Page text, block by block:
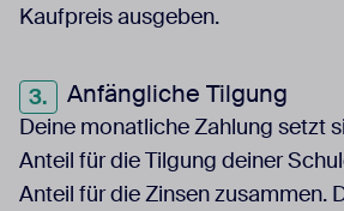
Kaufpreis ausgeben.
Anfängliche Tilgung
Deine monatliche Zahlung setzt
Anteil für die Tilgung deiner
Anteil für die Zinsen zusammen.